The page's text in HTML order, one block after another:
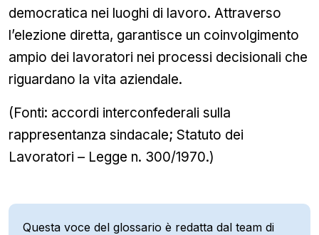
democratica nei luoghi di lavoro. Attraverso
l’elezione diretta, garantisce un coinvolgimento
ampio dei lavoratori nei processi decisionali che
riguardano la vita aziendale.
(Fonti: accordi interconfederali sulla
rappresentanza sindacale; Statuto dei
Lavoratori – Legge n. 300/1970.)
Questa voce del glossario è redatta dal team di